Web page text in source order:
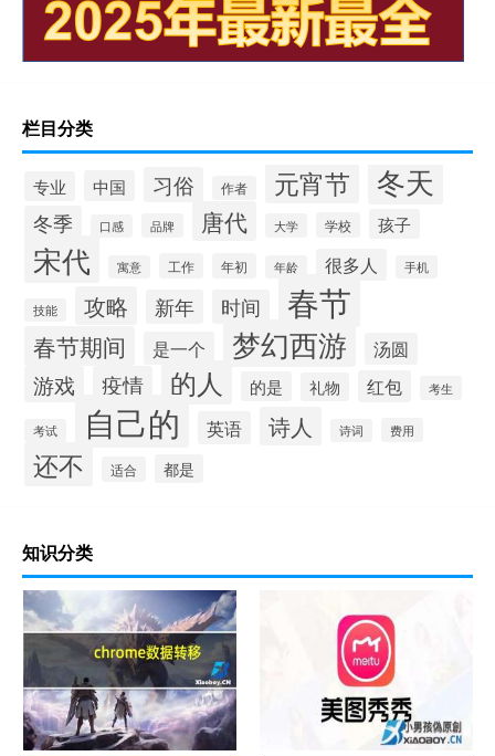
栏目分类
专业 中国 习俗 作者 元宵节 冬天
冬季 口感 品牌 唐代 大学 学校 孩子
宋代 寓意 工作 年初 年龄 很多人 手机
技能 攻略 新年 时间 春节
春节期间 是一个 梦幻西游 汤圆
游戏 疫情 的人 的是 礼物 红包 考生
考试 自己的 英语 诗人 诗词 费用
还不 适合 都是
知识分类